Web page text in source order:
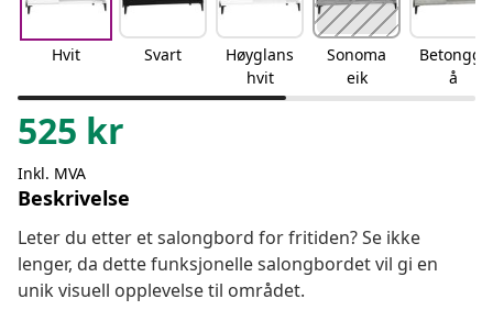
Hvit Svart
Høyglans
hvit
Sonoma
eik
Betonggr
å
525 kr
Inkl. MVA
Beskrivelse
Leter du etter et salongbord for fritiden? Se ikke
lenger, da dette funksjonelle salongbordet vil gi en
unik visuell opplevelse til området.